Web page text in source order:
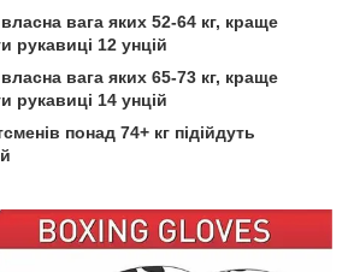
вага яких 52-64 кг, краще
рукавиці 12 унцій
вага яких 65-73 кг, краще
рукавиці 14 унцій
понад 74+ кг підійдуть